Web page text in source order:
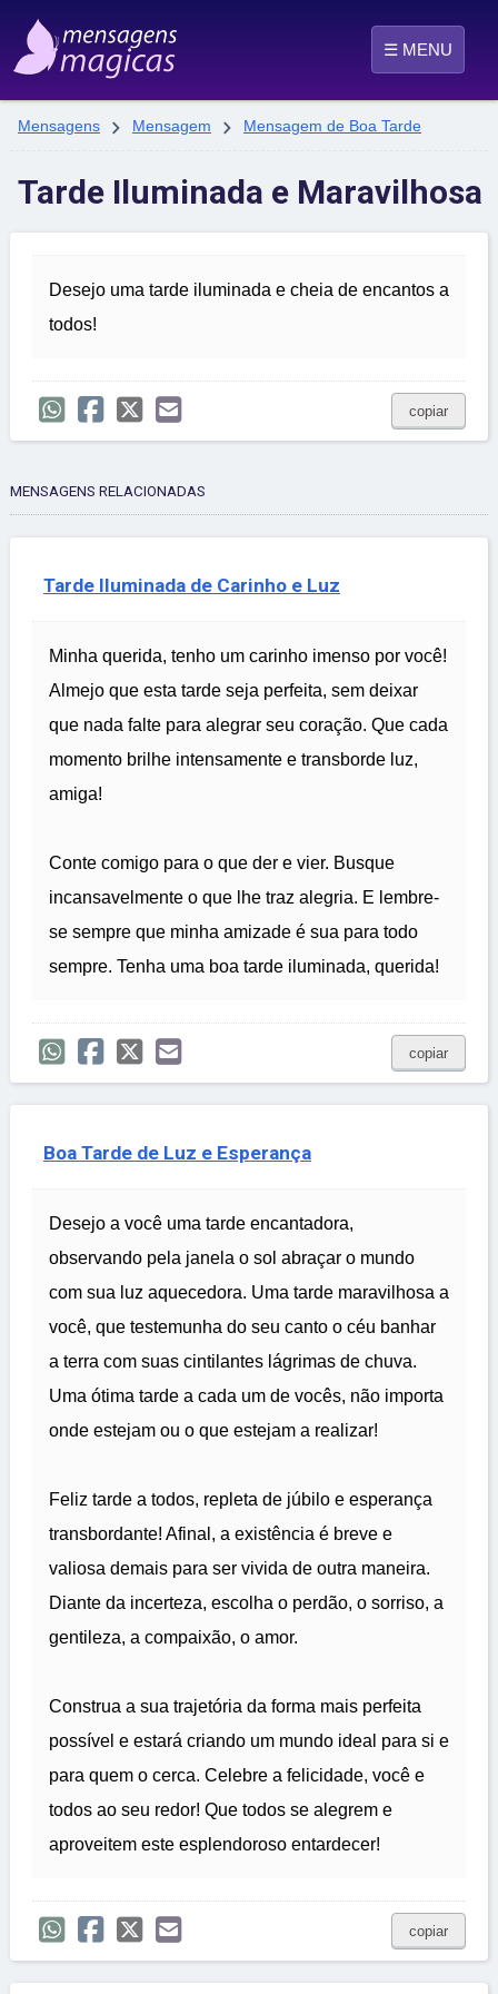
☰ MENU
Mensagens  Mensagem  Mensagem de Boa Tarde
Tarde Iluminada e Maravilhosa
Desejo uma tarde iluminada e cheia de encantos a
todos!
copiar
MENSAGENS RELACIONADAS
Tarde Iluminada de Carinho e Luz
Minha querida, tenho um carinho imenso por você!
Almejo que esta tarde seja perfeita, sem deixar
que nada falte para alegrar seu coração. Que cada
momento brilhe intensamente e transborde luz,
amiga!
Conte comigo para o que der e vier. Busque
incansavelmente o que lhe traz alegria. E lembre-
se sempre que minha amizade é sua para todo
sempre. Tenha uma boa tarde iluminada, querida!
copiar
Boa Tarde de Luz e Esperança
Desejo a você uma tarde encantadora,
observando pela janela o sol abraçar o mundo
com sua luz aquecedora. Uma tarde maravilhosa a
você, que testemunha do seu canto o céu banhar
a terra com suas cintilantes lágrimas de chuva.
Uma ótima tarde a cada um de vocês, não importa
onde estejam ou o que estejam a realizar!
Feliz tarde a todos, repleta de júbilo e esperança
transbordante! Afinal, a existência é breve e
valiosa demais para ser vivida de outra maneira.
Diante da incerteza, escolha o perdão, o sorriso, a
gentileza, a compaixão, o amor.
Construa a sua trajetória da forma mais perfeita
possível e estará criando um mundo ideal para si e
para quem o cerca. Celebre a felicidade, você e
todos ao seu redor! Que todos se alegrem e
aproveitem este esplendoroso entardecer!
copiar